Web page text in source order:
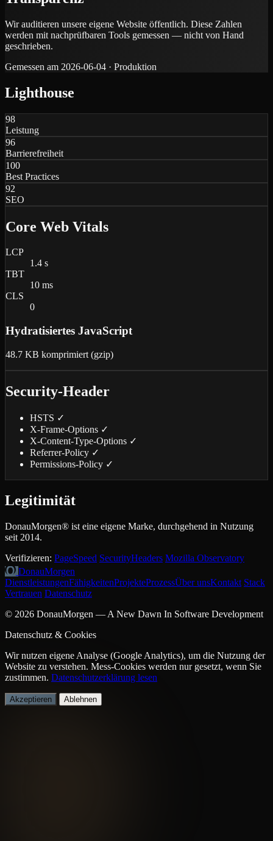
Wir auditieren unsere eigene Website öffentlich. Diese Zahlen
werden mit nachprüfbaren Tools gemessen — nicht von Hand
geschrieben.
Gemessen am 2026-06-04 · Produktion
Lighthouse
98
Leistung
96
Barrierefreiheit
100
Best Practices
92
SEO
Core Web Vitals
LCP
1.4 s
TBT
10 ms
CLS
0
Hydratisiertes JavaScript
48.7 KB komprimiert (gzip)
Security-Header
HSTS ✓
X-Frame-Options ✓
X-Content-Type-Options ✓
Referrer-Policy ✓
Permissions-Policy ✓
Legitimität
DonauMorgen® ist eine eigene Marke, durchgehend in Nutzung
seit 2014.
Verifizieren: PageSpeed SecurityHeaders Mozilla Observatory
DonauMorgen
DienstleistungenFähigkeitenProjekteProzessÜber unsKontakt Stack
Vertrauen Datenschutz
© 2026 DonauMorgen — A New Dawn In Software Development
Datenschutz & Cookies
Wir nutzen eigene Analyse (Google Analytics), um die Nutzung der
Website zu verstehen. Mess-Cookies werden nur gesetzt, wenn Sie
zustimmen. Datenschutzerklärung lesen
Akzeptieren Ablehnen